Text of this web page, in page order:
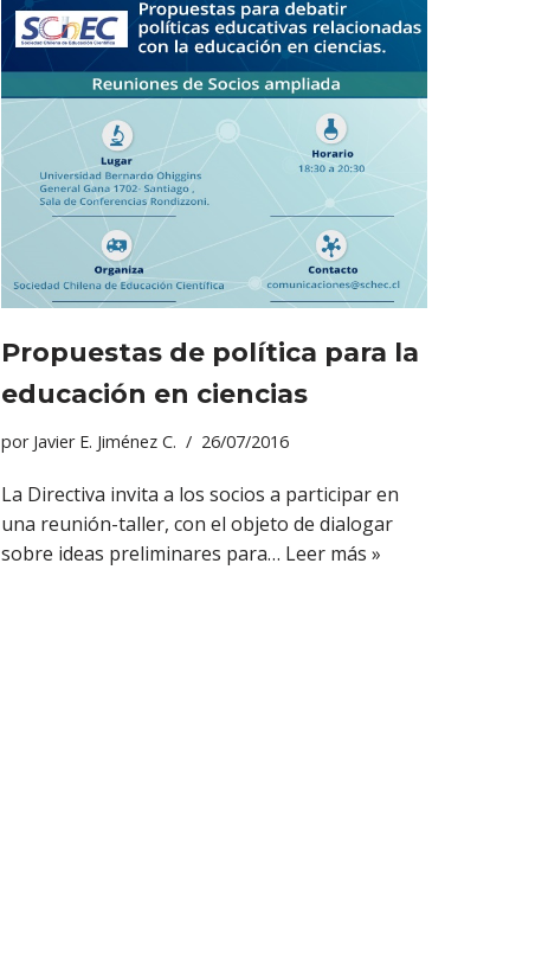
Propuestas de política para la
educación en ciencias
por Javier E. Jiménez C. 26/07/2016
La Directiva invita a los socios a participar en
una reunión-taller, con el objeto de dialogar
sobre ideas preliminares para… Leer más »